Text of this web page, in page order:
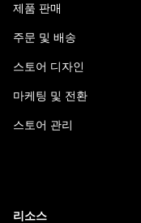
제품 판매
주문 및 배송
스토어 디자인
마케팅 및 전환
스토어 관리
리소스